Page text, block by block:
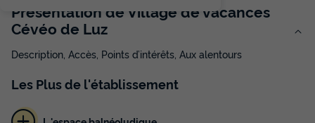
828 €
Présentation de Village de vacances
Cévéo de Luz
Description, Accès, Points d’intérêts, Aux alentours
Les Plusde l'établissement